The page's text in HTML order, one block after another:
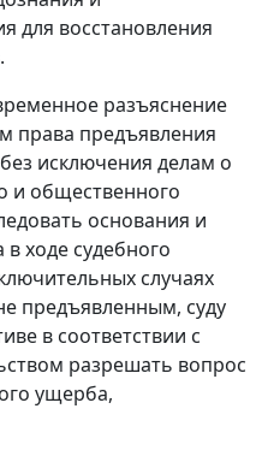
для восстановления
разъяснение
права предъявления
исключения делам о
и общественного
основания и
ходе судебного
случаях
предъявленным, суду
в соответствии с
разрешать вопрос
ущерба,